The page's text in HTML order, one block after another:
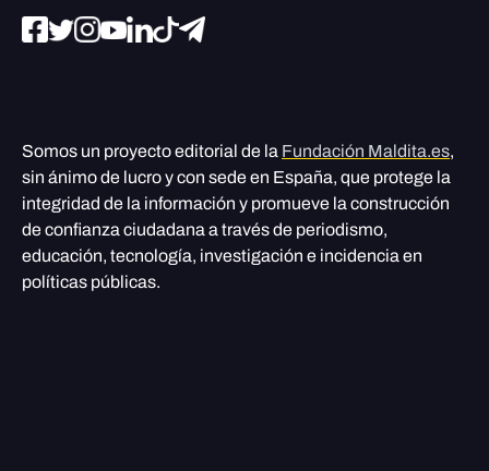
Somos un proyecto editorial de la Fundación Maldita.es,
sin ánimo de lucro y con sede en España, que protege la
integridad de la información y promueve la construcción
de confianza ciudadana a través de periodismo,
educación, tecnología, investigación e incidencia en
políticas públicas.